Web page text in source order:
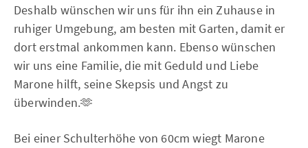
Deshalb wünschen wir uns für ihn ein Zuhause in
ruhiger Umgebung, am besten mit Garten, damit er
dort erstmal ankommen kann. Ebenso wünschen
wir uns eine Familie, die mit Geduld und Liebe
Marone hilft, seine Skepsis und Angst zu
überwinden.🫶
Bei einer Schulterhöhe von 60cm wiegt Marone